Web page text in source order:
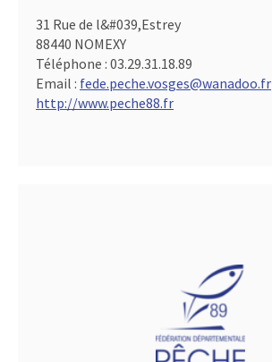
31 Rue de l&#039,Estrey
88440 NOMEXY
Téléphone : 03.29.31.18.89
Email : fede.peche.vosges@wanadoo.fr
http://www.peche88.fr